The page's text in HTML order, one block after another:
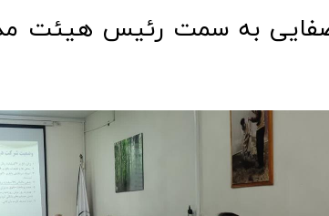
به سمت رئیس هیئت